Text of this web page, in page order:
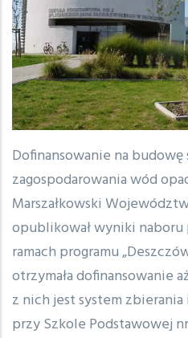
Dofinansowanie na
zagospodarowania wód
Marszałkowski
opublikował wyniki
ramach programu
otrzymała dofinansowanie
z nich jest system
przy Szkole Podstawowej